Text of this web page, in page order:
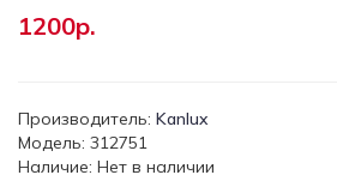
1200р.
Производитель: Kanlux
Модель: 312751
Наличие: Нет в наличии